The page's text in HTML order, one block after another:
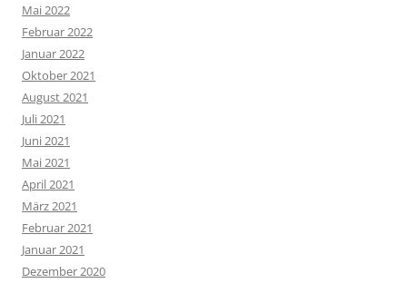
Mai 2022
Februar 2022
Januar 2022
Oktober 2021
August 2021
Juli 2021
Juni 2021
Mai 2021
April 2021
März 2021
Februar 2021
Januar 2021
Dezember 2020